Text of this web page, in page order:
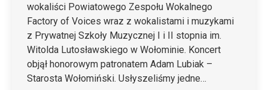
wokaliści Powiatowego Zespołu Wokalnego
Factory of Voices wraz z wokalistami i muzykami
z Prywatnej Szkoły Muzycznej I i II stopnia im.
Witolda Lutosławskiego w Wołominie. Koncert
objął honorowym patronatem Adam Lubiak –
Starosta Wołomiński. Usłyszeliśmy jedne…